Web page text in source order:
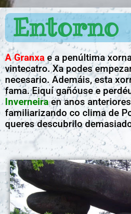
Entorno
A Granxae a penúltima
vintecatro. Xa podes
necesario. Ademáis, esta
fama. Eiquí gañóuse e
Inverneiraen anos
familiarizando co clima de
queres descubrilo